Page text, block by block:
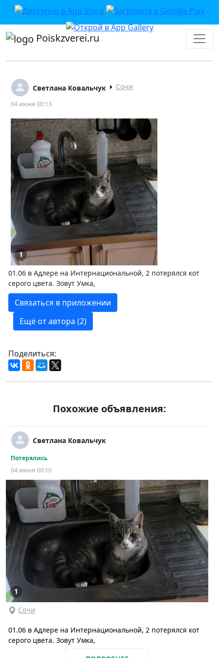
Poiskzverei.ru
Светлана Ковальчук Сочи
04 июня 00:13
1
01.06 в Адлере на Интернациональной, 2 потерялся кот
серого цвета. Зовут Умка,
Связаться в приложении
Ещё от автора (2)
Поделиться:
Похожие объявления:
Светлана Ковальчук
Потерялись
04 июня 00:10
1
Сочи
01.06 в Адлере на Интернациональной, 2 потерялся кот
серого цвета. Зовут Умка,